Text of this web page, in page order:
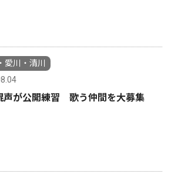
愛川・清川
声が公開練習 歌う仲間を大募集